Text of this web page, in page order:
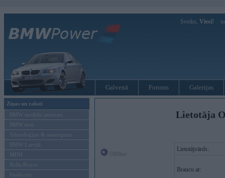
Sveiks, Viesi!
Galvenā Forums Galerijas
Ziņas un raksti
BMW modeļu jaunumi
BMW testi
Tehnoloģijas & sasniegumi
BMW Latvijā
MINI
Rolls-Royce
Pasākumi
Lietotāja
Lietotājvārds:
Braucu ar: